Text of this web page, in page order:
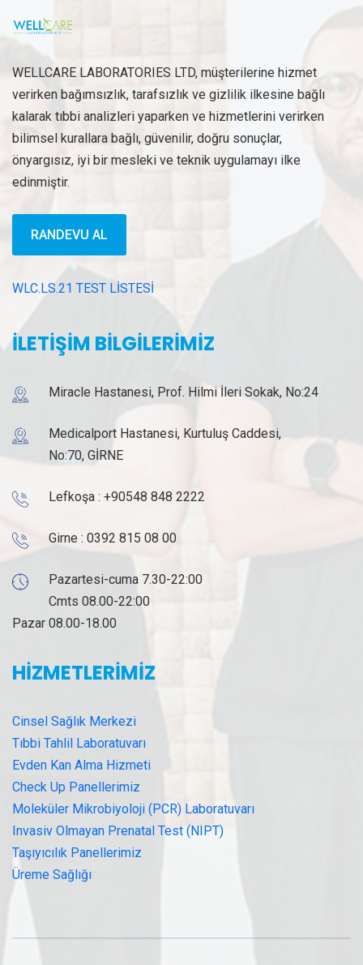
WELLCARE LABORATORIES LTD, müşterilerine hizmet
verirken bağımsızlık, tarafsızlık ve gizlilik ilkesine bağlı
kalarak tıbbi analizleri yaparken ve hizmetlerini verirken
bilimsel kurallara bağlı, güvenilir, doğru sonuçlar,
önyargısız, iyi bir mesleki ve teknik uygulamayı ilke
edinmiştir.
RANDEVU AL
WLC.LS.21 TEST LİSTESİ
İLETİŞİM BİLGİLERİMİZ
Miracle Hastanesi, Prof. Hilmi İleri Sokak, No:24
Medicalport Hastanesi, Kurtuluş Caddesi,
No:70, GİRNE
Lefkoşa : +90548 848 2222
Girne : 0392 815 08 00
Pazartesi-cuma 7.30-22:00
Cmts 08.00-22:00
Pazar 08.00-18.00
HİZMETLERİMİZ
Cinsel Sağlık Merkezi
Tıbbi Tahlil Laboratuvarı
Evden Kan Alma Hizmeti
Check Up Panellerimiz
Moleküler Mikrobiyoloji (PCR) Laboratuvarı
Invasiv Olmayan Prenatal Test (NIPT)
Taşıyıcılık Panellerimiz
Üreme Sağlığı